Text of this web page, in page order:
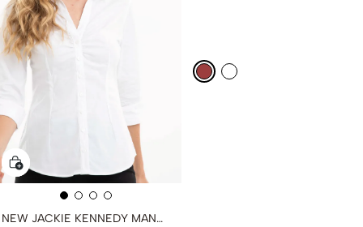
NEW JACKIE KENNEDY MANGA 3/4